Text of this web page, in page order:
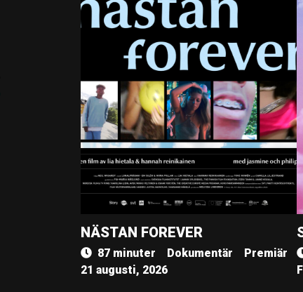
NÄSTAN FOREVER
87 minuter Dokumentär
Premiär
21 augusti, 2026